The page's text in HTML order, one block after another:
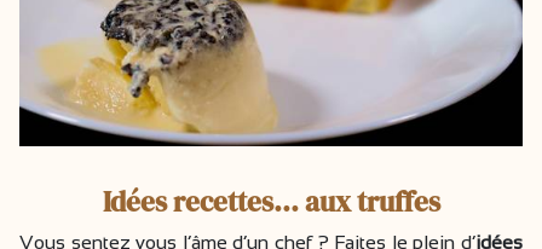
Idées recettes... aux truffes
Vous sentez vous l’âme d’un chef ? Faites le plein d’idées